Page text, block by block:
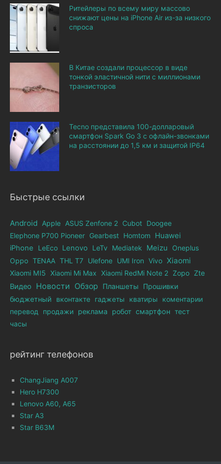
Ритейлеры по всему миру массово
снижают цены на iPhone Air из-за низкого
спроса
В Китае создали процессор в виде
тонкой эластичной нити с миллионами
транзисторов
Tecno представила 100-долларовый
смартфон Spark Go 3 с офлайн-звонками
на расстоянии до 1,5 км и защитой IP64
Быстрые ссылки
Android Apple ASUS Zenfone 2 Cubot Doogee
Elephone Р700 Pioneer Gearbest Homtom
Huawei
iPhone
LeEco Lenovo LeTv Mediatek Meizu
Oneplus
Oppo TENAA THL T7 Ulefone UMI Iron Vivo Xiaomi
Xiaomi MI5 Xiaomi Mi Max Xiaomi RedMi Note 2 Zopo Zte
Видео Новости Обзор Планшеты
Прошивки
бюджетный
вконтакте гаджеты кватиры
коментарии
перевод
продажи реклама робот смартфон тест
часы
рейтинг телефонов
ChangJiang A007
Hero H7300
Lenovo A60, A65
Star A3
Star B63M